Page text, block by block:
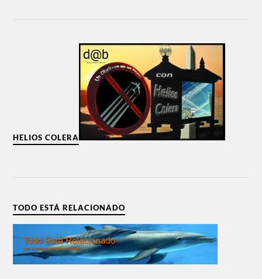
HELIOS COLERA
TODO ESTÁ RELACIONADO